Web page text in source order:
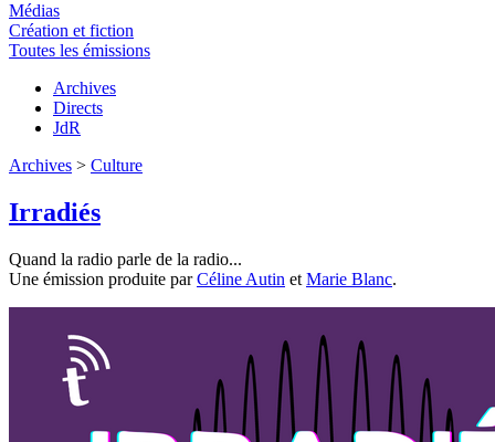
Médias
Création et fiction
Toutes les émissions
Archives
Directs
JdR
Archives > Culture
Irradiés
Quand la radio parle de la radio...
Une émission produite parCéline Autin et Marie Blanc.